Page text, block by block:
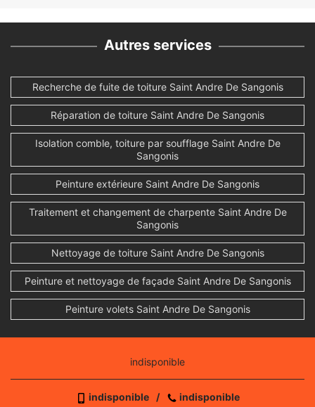
Autres services
Recherche de fuite de toiture Saint Andre De Sangonis
Réparation de toiture Saint Andre De Sangonis
Isolation comble, toiture par soufflage Saint Andre De
Sangonis
Peinture extérieure Saint Andre De Sangonis
Traitement et changement de charpente Saint Andre De
Sangonis
Nettoyage de toiture Saint Andre De Sangonis
Peinture et nettoyage de façade Saint Andre De Sangonis
Peinture volets Saint Andre De Sangonis
indisponible
indisponible / indisponible